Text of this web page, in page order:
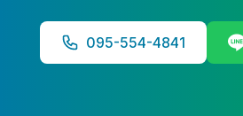
095-554-4841